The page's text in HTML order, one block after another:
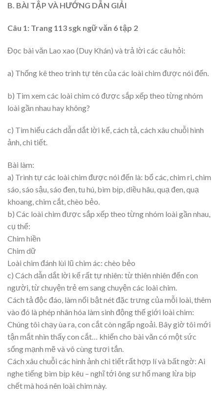
B. BÀI TẬP VÀ HƯỚNG DẪN GIẢI
Câu 1: Trang 113 sgk ngữ văn 6 tập 2
Đọc bài văn Lao xao (Duy Khán) và trả lời các câu hỏi:
a) Thống kê theo trình tự tên của các loài chim được nói đến.
b) Tìm xem các loài chim có được sắp xếp theo từng nhóm
loài gần nhau hay không?
c) Tìm hiểu cách dẫn dắt lời kể, cách tả, cách xâu chuỗi hình
ảnh, chi tiết.
Bài làm:
a) Trình tự các loài chim được nói đến là: bổ các, chim ri, chim
sáo, sáo sậu, sáo đen, tu hú, bìm bịp, diều hâu, quạ đen, quạ
khoang, chim cắt, chèo bẻo.
b) Các loài chim được sắp xếp theo từng nhóm loài gần nhau,
cụ thể:
Chim hiền
Chim dữ
Loài chim đánh lùi lũ chim ác: chèo bẻo
c) Cách dẫn dắt lời kể rất tự nhiên: từ thiên nhiên đến con
người, từ chuyện trẻ em sang chuyện các loài chim.
Cách tả độc đáo, làm nổi bật nét đặc trưng của mỗi loài, thêm
vào đó là phép nhân hóa làm sinh động thế giới loài chim:
Chúng tôi chạy ùa ra, con cắt còn ngấp ngoải. Bây giờ tôi mới
tận mắt nhìn thấy con cắt… khiến cho bài văn có một sức
sống mạnh mẽ và vô cùng tươi tắn.
Cách xâu chuỗi các hình ảnh chi tiết rất hợp lí và bất ngờ: Ai
nghe tiếng bìm bịp kêu – nghĩ tới ông sư hổ mang lừa bịp
chết mà hoá nên loài chim này.